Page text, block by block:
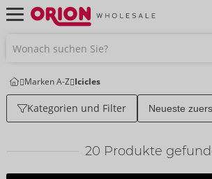
Marken A-Z Icicles
Kategorien und Filter
20 Produkte